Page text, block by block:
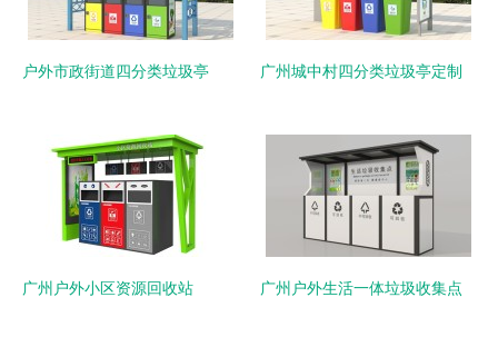
户外市政街道四分类垃圾亭 广州城中村四分类垃圾亭定制
广州户外小区资源回收站 广州户外生活一体垃圾收集点